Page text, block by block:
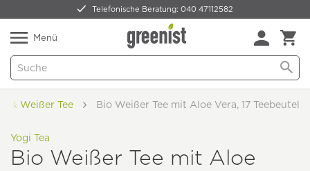
Telefonische Beratung: 040 47112582
Natürlich Pflanzlich Lecker
Menü
& Weißer Tee Bio Weißer Tee mit Aloe Vera, 17 Teebeutel
Yogi Tea
Bio Weißer Tee mit Aloe